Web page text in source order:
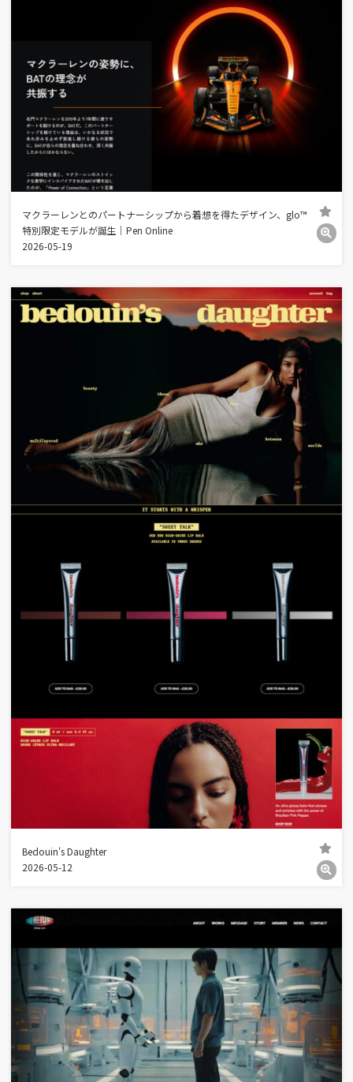
マクラーレンとのパートナーシップから着想を得たデザイン、glo™
特別限定モデルが誕生｜Pen Online
2026-05-19
Bedouin's Daughter
2026-05-12